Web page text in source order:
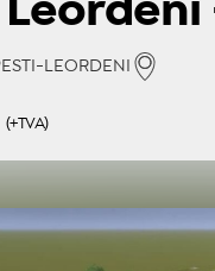
Leordeni
LEORDENI
(+TVA)